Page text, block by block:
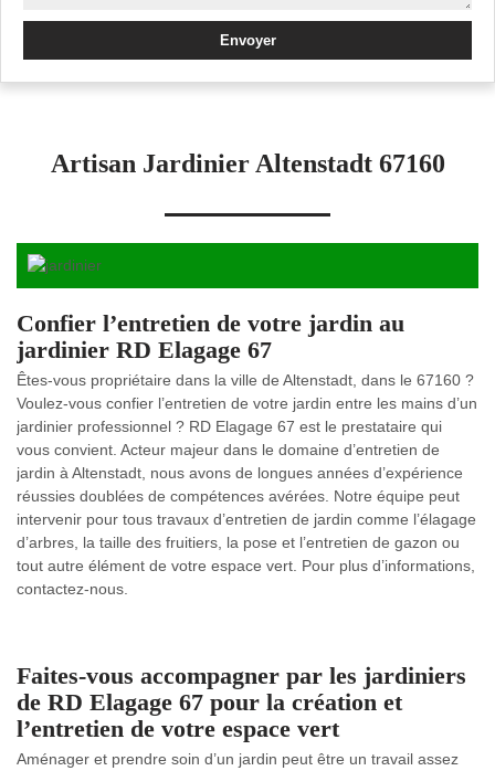
Artisan Jardinier Altenstadt 67160
Confier l’entretien de votre jardin au
jardinier RD Elagage 67
Êtes-vous propriétaire dans la ville de Altenstadt, dans le 67160 ?
Voulez-vous confier l’entretien de votre jardin entre les mains d’un
jardinier professionnel ? RD Elagage 67 est le prestataire qui
vous convient. Acteur majeur dans le domaine d’entretien de
jardin à Altenstadt, nous avons de longues années d’expérience
réussies doublées de compétences avérées. Notre équipe peut
intervenir pour tous travaux d’entretien de jardin comme l’élagage
d’arbres, la taille des fruitiers, la pose et l’entretien de gazon ou
tout autre élément de votre espace vert. Pour plus d’informations,
contactez-nous.
Faites-vous accompagner par les jardiniers
de RD Elagage 67 pour la création et
l’entretien de votre espace vert
Aménager et prendre soin d’un jardin peut être un travail assez